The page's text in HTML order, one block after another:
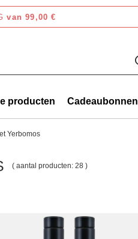
van 99,00 €
producten Cadeaubonnen
Yerbomos
( aantal producten: 28 )
producten wijzigen